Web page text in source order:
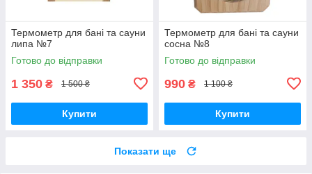
Термометр для бані та сауни
липа №7
Готово до відправки
1 350 ₴ 1 500 ₴
Купити
Термометр для бані та сауни
сосна №8
Готово до відправки
990 ₴ 1 100 ₴
Купити
Показати ще